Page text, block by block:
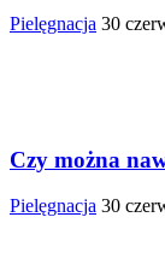
Pielęgnacja 30
Czy można
Pielęgnacja 30